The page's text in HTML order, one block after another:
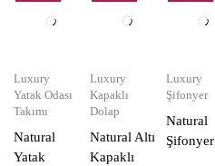
Luxury
Yatak Odası
Takımı
Natural
Yatak
Luxury
Kapaklı
Dolap
Natural Altı
Kapaklı
Luxury
Şifonyer
Natural
Şifonyer